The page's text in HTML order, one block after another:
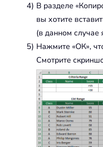
В разделе
вы хотите
(в данном
Нажмите «ОК»,
Смотрите